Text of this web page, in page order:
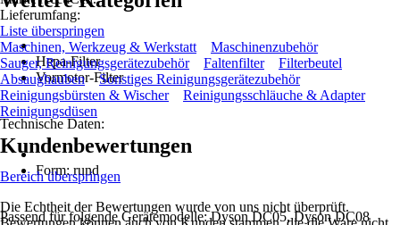
Lieferumfang:
Hepa-Filter
Vormotor-Filter
Technische Daten:
Form: rund
Passend für folgende Gerätemodelle: Dyson DC05, Dyson DC08
Liste überspringen
Maschinen, Werkzeug & Werkstatt
Maschinenzubehör
Sauger, Reinigungsgerätezubehör
Faltenfilter
Filterbeutel
Absaughauben
Sonstiges Reinigungsgerätezubehör
Reinigungsbürsten & Wischer
Reinigungsschläuche & Adapter
Reinigungsdüsen
Kundenbewertungen
Bereich überspringen
Die Echtheit der Bewertungen wurde von uns nicht überprüft.